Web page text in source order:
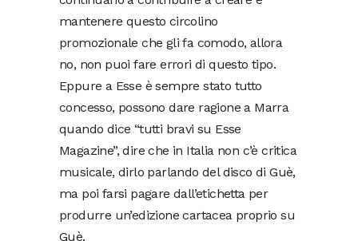
mantenere questo circolino
promozionale che gli fa comodo, allora
no, non puoi fare errori di questo tipo.
Eppure a Esse è sempre stato tutto
concesso, possono dare ragione a Marra
quando dice “tutti bravi su Esse
Magazine”, dire che in Italia non c’è critica
musicale, dirlo parlando del disco di Guè,
ma poi farsi pagare dall’etichetta per
produrre un’edizione cartacea proprio su
Guè.